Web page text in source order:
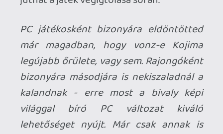
Horizont nézted már? (Másik cikk is
KiswechPS3 2020.08.17 22:42:08
KiswechPS3 2020.08.17 22:42:08 #00139
Jól összeszedted a PC-s dolgokat,
hihetetlen jól néz ki még mindig. Most a
Tsushima pörög még, de majd utána biztos